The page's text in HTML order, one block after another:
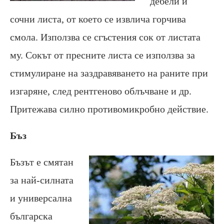
сочни листа, от което се извлича горчива
смола. Използва се сгъстения сок от листата
му. Сокът от пресните листа се използва за
стимулиране на заздравяването на раните при
изгаряне, след рентгеново облъчване и др.
Притежава силно противомикробно действие.
Бъз
Бъзът е смятан
за най-силната
и универсална
българска